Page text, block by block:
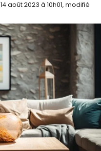
14 août 2023 à 10h01, modifié